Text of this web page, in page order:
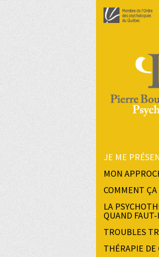
JE ME
MON
COMMENT
LA
QUAND
TROUBLES
THÉRAPIE DE